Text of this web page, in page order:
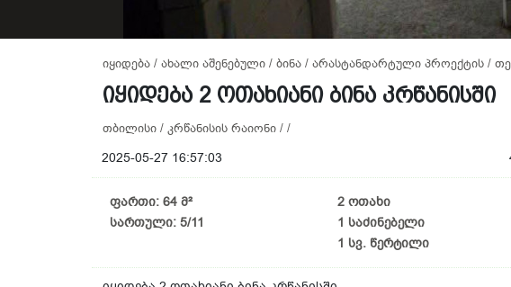
იყიდება / ახალი აშენებული / ბინა / არასტანდარტული პროექტის /
იყიდება 2 ოთახიანი ბინა კრწანისში
თბილისი / კრწანისის რაიონი / /
2025-05-27 16:57:03
ფართი: 64 მ²
სართული: 5/11
2 ოთახი
1 საძინებელი
1 სვ. წერტილი